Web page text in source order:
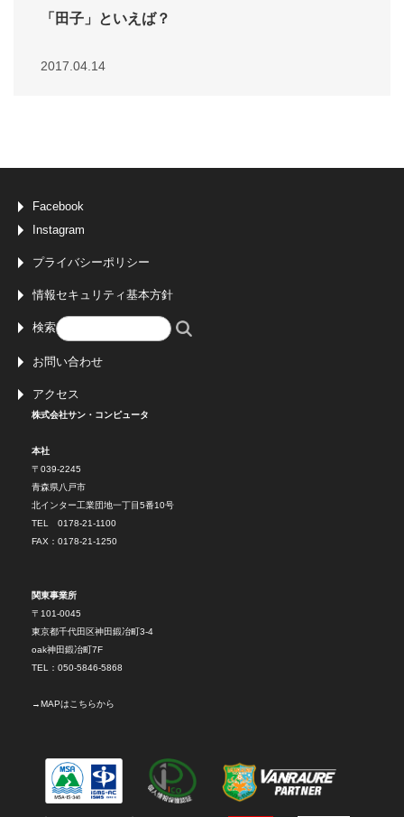
「田子」といえば？
2017.04.14
Facebook
Instagram
プライバシーポリシー
情報セキュリティ基本方針
検索
お問い合わせ
アクセス
株式会社サン・コンピュータ
本社
〒039-2245
青森県八戸市
北インター工業団地一丁目5番10号
TEL 0178-21-1100
FAX：0178-21-1250
関東事業所
〒101-0045
東京都千代田区神田鍛冶町3-4
oak神田鍛冶町7F
TEL：050-5846-5868
→ MAPはこちらから